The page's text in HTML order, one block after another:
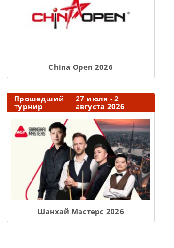
Сhina Open 2026
Прошедший
турнир
27 июля - 2
августа 2026
Шанхай Мастерс 2026